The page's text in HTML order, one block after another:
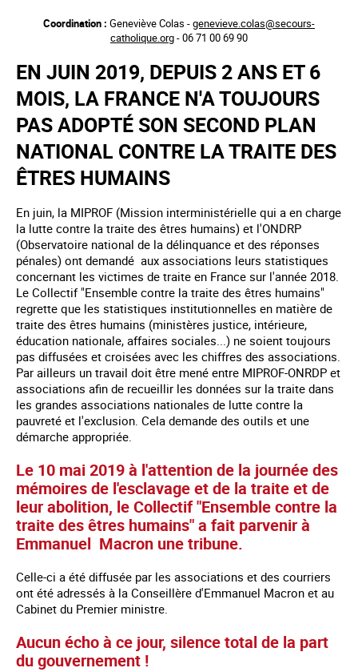
principal
Coordination : Geneviève Colas -genevieve.colas@secours-
catholique.org- 06 71 00 69 90
EN JUIN 2019, DEPUIS 2 ANS ET 6
MOIS, LA FRANCE N'A TOUJOURS
PAS ADOPTÉ SON SECOND PLAN
NATIONAL CONTRE LA TRAITE DES
ÊTRES HUMAINS
En juin, la MIPROF (Mission interministérielle qui a en charge
la lutte contre la traite des êtres humains) et l'ONDRP
(Observatoire national de la délinquance et des réponses
pénales) ont demandé aux associations leurs statistiques
concernant les victimes de traite en France sur l'année 2018.
Le Collectif "Ensemble contre la traite des êtres humains"
regrette que les statistiques institutionnelles en matière de
traite des êtres humains (ministères justice, intérieure,
éducation nationale, affaires sociales...) ne soient toujours
pas diffusées et croisées avec les chiffres des associations.
Par ailleurs un travail doit être mené entre MIPROF-ONRDP et
associations afin de recueillir les données sur la traite dans
les grandes associations nationales de lutte contre la
pauvreté et l'exclusion. Cela demande des outils et une
démarche appropriée.
Le 10 mai 2019 à l'attention de la journée des
mémoires de l'esclavage et de la traite et de
leur abolition, le Collectif "Ensemble contre la
traite des êtres humains" a fait parvenir à
Emmanuel Macron une tribune.
Celle-ci a été diffusée par les associations et des courriers
ont été adressés à la Conseillère d'Emmanuel Macron et au
Cabinet du Premier ministre.
Aucun écho à ce jour, silence total de la part
du gouvernement !